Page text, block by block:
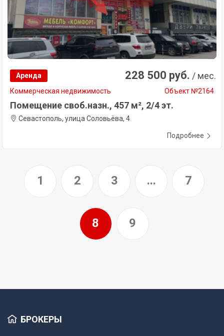
Аренда 228 500 руб. / мес.
Коммерческая недвижимость Объект №2164
Помещение своб.назн., 457 м², 2/4 эт.
Севастополь, улица Соловьёва, 4
Подробнее
1 2 3 ... 7
8 9
БРОКЕРЫ